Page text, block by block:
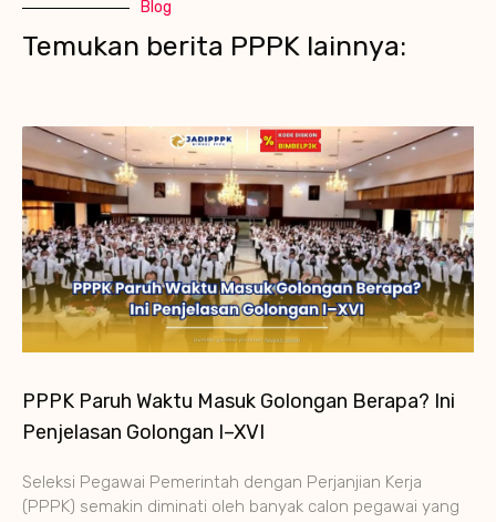
Blog
Temukan berita PPPK lainnya:
PPPK Paruh Waktu Masuk Golongan Berapa? Ini
Penjelasan Golongan I–XVI
Seleksi Pegawai Pemerintah dengan Perjanjian Kerja
(PPPK) semakin diminati oleh banyak calon pegawai yang